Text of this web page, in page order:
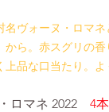
名ヴォーヌ・ロマ
から。赤スグリの
上品な口当たり。
ロマネ 2022 4